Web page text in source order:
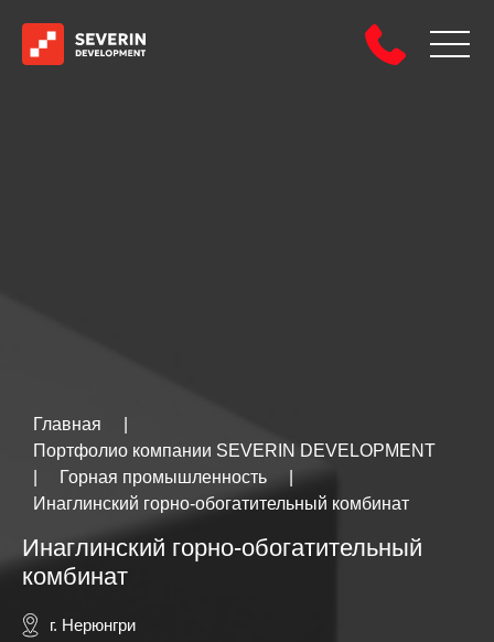
Главная
Портфолио компании SEVERIN DEVELOPMENT
Горная промышленность
Инаглинский горно-обогатительный комбинат
Инаглинский горно-обогатительный
комбинат
г. Нерюнгри